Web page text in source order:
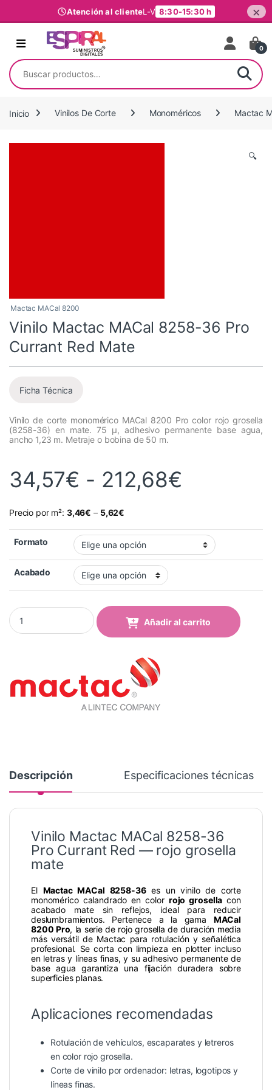
Atención al clienteL-V 8:30-15:30 h ×
Ir al contenido
0
Buscar por:
Inicio Vinilos De Corte Monoméricos Mactac
🔍
Mactac MACal 8200
Vinilo Mactac MACal 8258-36 Pro
Currant Red Mate
Ficha Técnica
Vinilo de corte monomérico MACal 8200 Pro color rojo grosella
(8258-36) en mate. 75 µ, adhesivo permanente base agua,
ancho 1,23 m. Metraje o bobina de 50 m.
34,57€ - 212,68€
Precio por m²: 3,46€ – 5,62€
Formato
Acabado
Vinilo Mactac MACal 8258-36 Pro Currant Red Mate quantity
Añadir al carrito
Descripción Especificaciones técnicas
Vinilo Mactac MACal 8258-36
Pro Currant Red — rojo grosella
mate
El Mactac MACal 8258-36es un vinilo de corte
monomérico calandrado en color rojo grosella con
acabado mate sin reflejos, ideal para reducir
deslumbramientos. Pertenece a la gama MACal
8200 Pro, la serie de rojo grosella de duración media
más versátil de Mactac para rotulación y señalética
profesional. Se corta con limpieza en plotter incluso
en letras y líneas finas, y su adhesivo permanente de
base agua garantiza una fijación duradera sobre
superficies planas.
Aplicaciones recomendadas
Rotulación de vehículos, escaparates y letreros
en color rojo grosella.
Corte de vinilo por ordenador: letras, logotipos y
líneas finas.